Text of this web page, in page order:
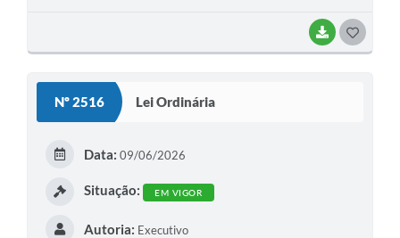
BAIXAR
Nº 2516 Lei Ordinária
Data: 09/06/2026
Situação: EM VIGOR
Autoria: Executivo